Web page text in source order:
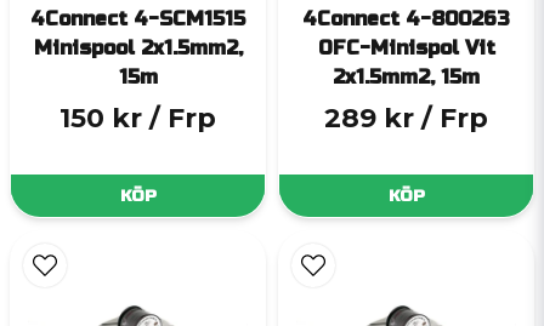
4Connect 4-SCM1515
Minispool 2x1.5mm2,
15m
150 kr / Frp
KÖP
4Connect 4-800263
OFC-Minispol Vit
2x1.5mm2, 15m
289 kr / Frp
KÖP